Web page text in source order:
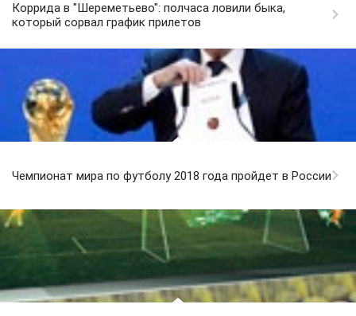
Коррида в "Шереметьево": полчаса ловили быка,
который сорвал график прилетов
Чемпионат мира по футболу 2018 года пройдет в России